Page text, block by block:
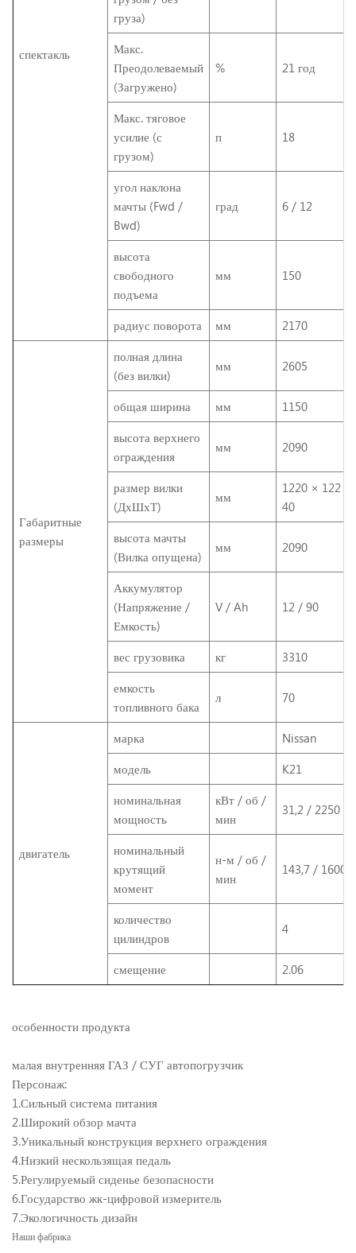
спектакль
груза)
Макс.
Преодолеваемый
(Загружено)
% 21 год
Макс. тяговое
усилие (с
грузом)
п 18
угол наклона
мачты (Fwd /
Bwd)
град 6 / 12
высота
свободного
подъема
мм 150
радиус поворота мм 2170
Габаритные
размеры
полная длина
(без вилки)
мм 2605
общая ширина мм
1150
высота верхнего
ограждения
мм 2090
размер вилки
(ДхШхТ)
мм
1220 × 122 ×
40
высота мачты
(Вилка опущена)
мм 2090
Аккумулятор
(Напряжение /
Емкость)
V / Ah 12 / 90
вес грузовика кг
3310
емкость
топливного бака
л 70
двигатель
марка
Nissan
модель
K21
номинальная
мощность
кВт / об /
мин
31,2 / 2250
номинальный
крутящий
момент
н-м / об /
мин
143,7 / 1600
количество
цилиндров
4
смещение 2.06
особенности продукта
малая внутренняя ГАЗ / СУГ автопогрузчик
Персонаж:
1.Сильный система питания
2.Широкий обзор мачта
3.Уникальный конструкция верхнего ограждения
4.Низкий нескользящая педаль
5.Регулируемый сиденье безопасности
6.Государство жк-цифровой измеритель
7.Экологичность дизайн
Наши фабрика